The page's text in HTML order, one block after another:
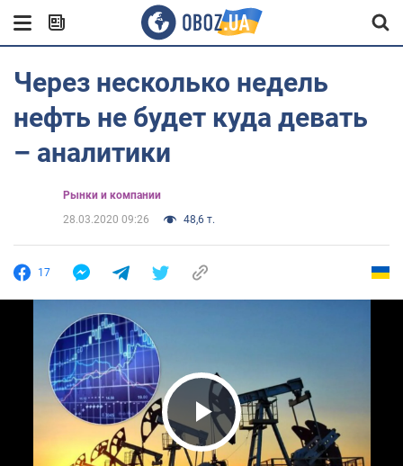
Через несколько недель
нефть не будет куда девать
– аналитики
Рынки и компании
28.03.2020 09:26
48,6 т.
17
Play Video